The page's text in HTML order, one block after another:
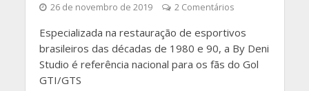
26 de novembro de 2019 2 Comentários
Especializada na restauração de esportivos
brasileiros das décadas de 1980 e 90, a By Deni
Studio é referência nacional para os fãs do Gol
GTI/GTS